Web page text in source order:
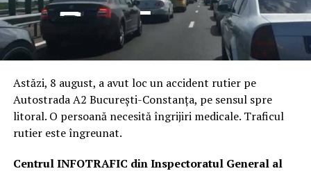
Astăzi, 8 august, a avut loc un accident rutier pe
Autostrada A2 București-Constanța, pe sensul spre
litoral. O persoană necesită îngrijiri medicale. Traficul
rutier este îngreunat.
Centrul INFOTRAFIC din Inspectoratul General al